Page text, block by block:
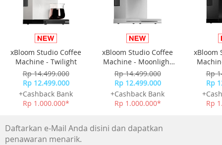
Other Features:
AI Quick Button, Dark Mode, TUV Rheinland Low Blue
Kelangkapan Produk:
1 x Buku Panduan
1 x Kepala Charger
1 x Kabel Charger
xBloom Studio Coffee
Machine - Twilight
Rp 14.499.000
Rp 12.499.000
+Cashback Bank
Rp 1.000.000*
xBloom Studio Coffee
Machine - Moonlight
White
Rp 14.499.000
Rp 12.499.000
+Cashback Bank
Rp 1.000.000*
xBloom
Rp
Rp
Rp
Daftarkan e-Mail Anda disini dan dapatkan
penawaran menarik.